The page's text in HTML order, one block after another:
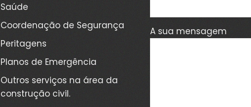
Saúde
Coordenação de Segurança
Peritagens
Planos de Emergência
Outros serviços na área da
construção civil.
A sua mensagem